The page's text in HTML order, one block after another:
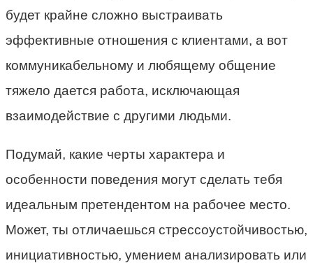
будет крайне сложно выстраивать
эффективные отношения с клиентами, а вот
коммуникабельному и любящему общение
тяжело дается работа, исключающая
взаимодействие с другими людьми.
Подумай, какие черты характера и
особенности поведения могут сделать тебя
идеальным претендентом на рабочее место.
Может, ты отличаешься стрессоустойчивостью,
инициативностью, умением анализировать или